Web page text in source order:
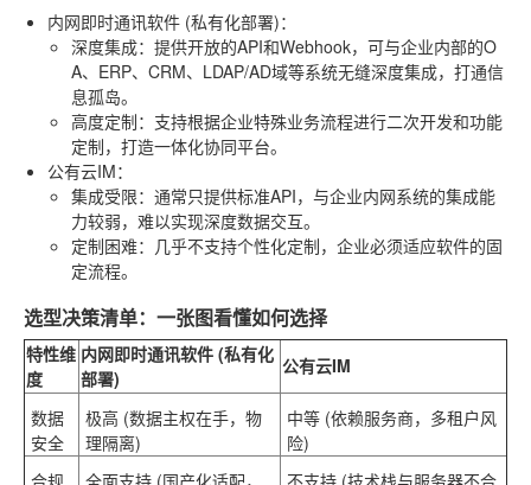
内网即时通讯软件 (私有化部署)：
深度集成：提供开放的API和Webhook，可与企业内部的O
A、ERP、CRM、LDAP/AD域等系统无缝深度集成，打通信
息孤岛。
高度定制：支持根据企业特殊业务流程进行二次开发和功能
定制，打造一体化协同平台。
公有云IM：
集成受限：通常只提供标准API，与企业内网系统的集成能
力较弱，难以实现深度数据交互。
定制困难：几乎不支持个性化定制，企业必须适应软件的固
定流程。
选型决策清单：一张图看懂如何选择
特性维
度
内网即时通讯软件 (私有化
部署)
公有云IM
数据
安全
极高 (数据主权在手，物
理隔离)
中等 (依赖服务商，多租户风
险)
合规
全面支持 (国产化适配， 不支持 (技术栈与服务器不合